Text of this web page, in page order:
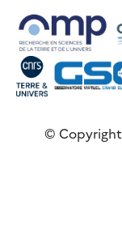
© Copyright